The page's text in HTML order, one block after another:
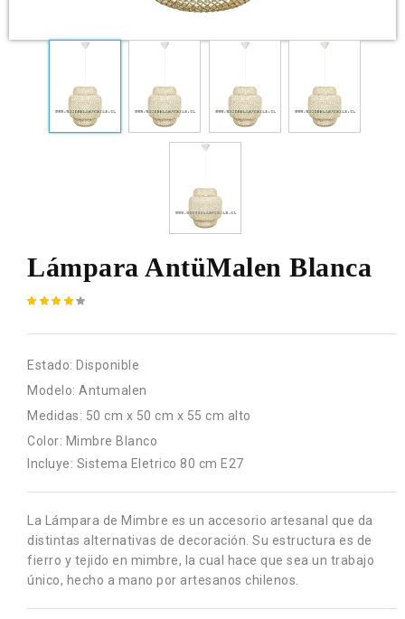
Lámpara AntüMalen Blanca
Estado: Disponible
Modelo: Antumalen
Medidas: 50 cm x 50 cm x 55 cm alto
Color: Mimbre Blanco
Incluye: Sistema Eletrico 80 cm E27
La Lámpara de Mimbre es un accesorio artesanal que da
distintas alternativas de decoración. Su estructura es de
fierro y tejido en mimbre, la cual hace que sea un trabajo
único, hecho a mano por artesanos chilenos.